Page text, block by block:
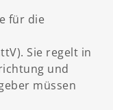
für die
Sie regelt in
und
müssen